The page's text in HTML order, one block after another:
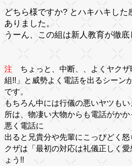
どちら様ですか? とハキハキした
ありました。
うーん、この組は新人教育が徹底
注 ちょっと、中断、、よくヤク
組!!」と威勢よく電話を出るシーン
です。
もちろん中には行儀の悪いヤツも
所は、物凄い大物からも電話がか
悪く電話に
出ると兄貴分や先輩にこっぴどく
クザは「最初の対応は礼儀正しく
ょう!!